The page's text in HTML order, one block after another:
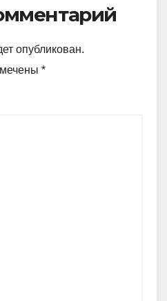
опубликован.
*